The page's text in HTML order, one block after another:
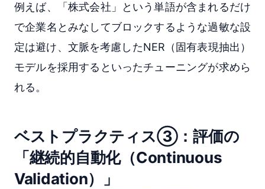
例えば、「株式会社」という単語が含まれるだけ
で企業名とみなしてブロックするような過敏な設
定は避け、文脈を考慮したNER（固有表現抽出）
モデルを採用するといったチューニングが求めら
れる。
ベストプラクティス③：評価の
「継続的自動化（Continuous
Validation）」